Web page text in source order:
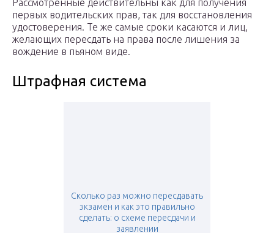
Рассмотренные действительны как для получения
первых водительских прав, так для восстановления
удостоверения. Те же самые сроки касаются и лиц,
желающих пересдать на права после лишения за
вождение в пьяном виде.
Штрафная система
Сколько раз можно пересдавать
экзамен и как это правильно
сделать: о схеме пересдачи и
заявлении